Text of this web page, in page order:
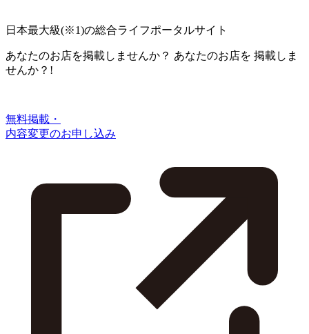
日本最大級(※1)の総合ライフポータルサイト
あなたのお店を掲載しませんか？ あなたのお店を 掲載しま
せんか？!
無料掲載・
内容変更のお申し込み